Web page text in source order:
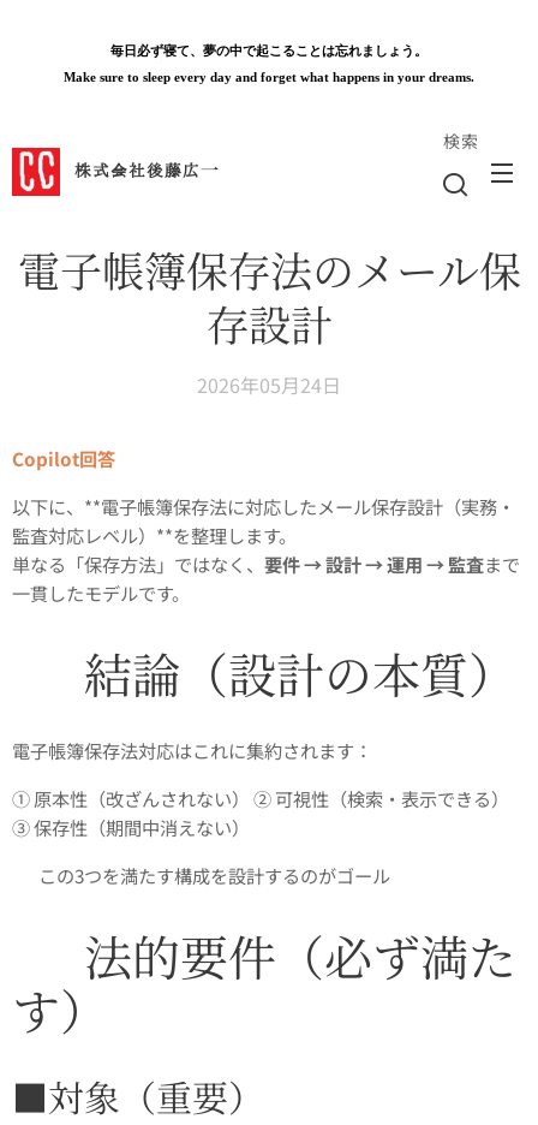
毎日必ず寝て、夢の中で起こることは忘れましょう。
Make sure to sleep every day and forget what happens in your dreams.
株式会社後藤広一
検索
電子帳簿保存法のメール保
存設計
2026年05月24日
Copilot回答
以下に、**電子帳簿保存法に対応したメール保存設計（実務・
監査対応レベル）**を整理します。
単なる「保存方法」ではなく、 要件 → 設計 → 運用 → 監査まで
一貫したモデルです。
✅ 結論（設計の本質）
電子帳簿保存法対応はこれに集約されます：
① 原本性（改ざんされない） ② 可視性（検索・表示できる）
③ 保存性（期間中消えない）
👉 この3つを満たす構成を設計するのがゴール
✅ 法的要件（必ず満た
す）
■対象（重要）